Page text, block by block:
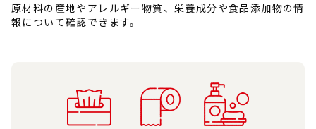
原材料の産地やアレルギー物質、栄養成分や食品添加物の情
報について確認できます。